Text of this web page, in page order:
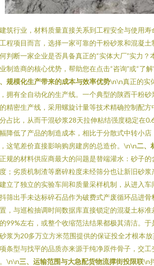
筑行业，材料质量直接关系到工程安全与使用
程项目而言，选择一家可靠的干粉砂浆和混凝
判断一家企业是否具备真正的“实体大厂”实力？
制造商的核心优势，帮助您在点击“咨询”或“了
规模化生产带来的成本与效率优势\n\n真正的实
拥有全自动化的生产线。一个典型的陕西干粉
精密生产线，采用螺旋计量等技术精确控制配
占比，从而干混砂浆28天拉伸粘结强度稳定在
降低了产品的制造成本，相比于分散式中转小
这笔差价直接影响购房建房的总造价。\n\n二、
规的材料供应商最大的问题是替端灌水：砂子
；劣质机制渣等磨碎粒度未经筛分也让新旧砂
立了独立的实验车间和质量采样机制，从进入
筛出手未达标碎石品作为破费式产废循环品进
，与巡检抽调时间数据库直接锁定的混凝土标
99%左右，或整个收缩范法结果都极其清洁。
浆为20多万立方米范围提供的保证投全才根本
条型与找平的品质亦来源于纯净原件骨子，交
\n\n三、运输范围与大急配货物流撑街投限联\n